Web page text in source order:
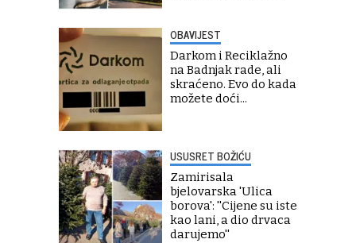
OBAVIJEST
Darkom i Reciklažno
na Badnjak rade, ali
skraćeno. Evo do kada
možete doći...
USUSRET BOŽIĆU
Zamirisala
bjelovarska 'Ulica
borova': ''Cijene su iste
kao lani, a dio drvaca
darujemo''